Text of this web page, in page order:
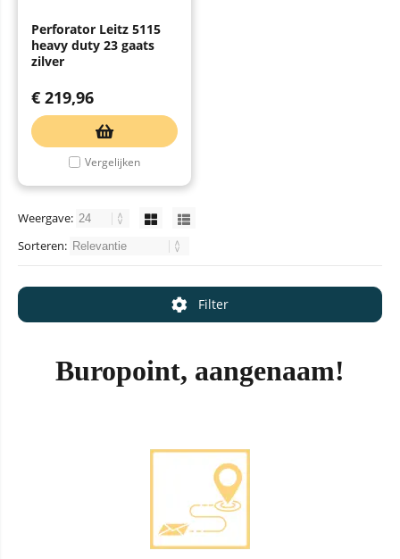
Perforator Leitz 5115
heavy duty 23 gaats
zilver
€ 219,96
Vergelijken
Weergave:
Sorteren:
Filter
Buropoint, aangenaam!